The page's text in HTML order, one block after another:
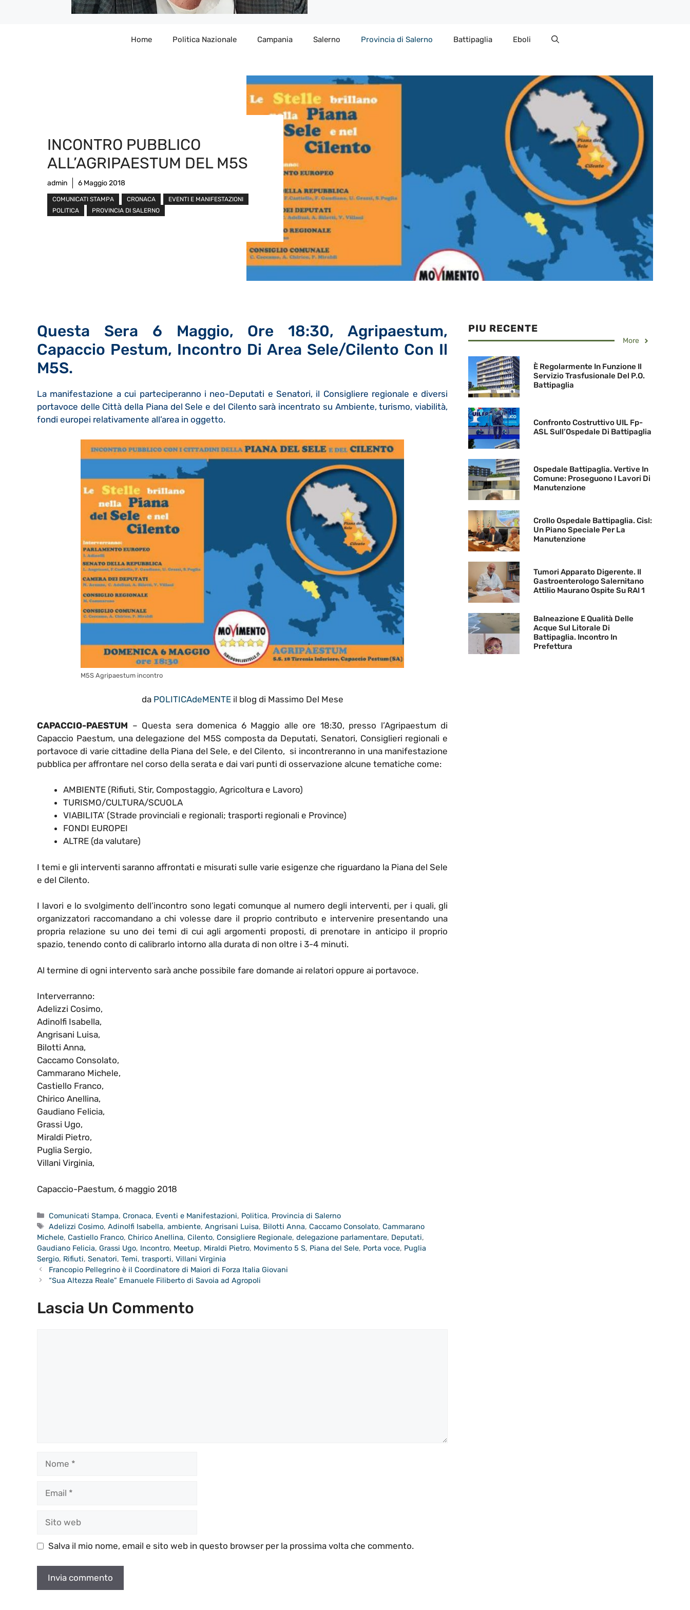
Home Politica Nazionale Campania Salerno Provincia di Salerno Battipaglia Eboli
INCONTRO PUBBLICO
ALL’AGRIPAESTUM DEL M5S
admin 6 Maggio 2018
COMUNICATI STAMPA CRONACA
EVENTI E MANIFESTAZIONI
POLITICA
PROVINCIA DI SALERNO
Questa Sera 6 Maggio, Ore 18:30, Agripaestum,
Capaccio Pestum, Incontro Di Area Sele/Cilento Con Il
M5S.
La manifestazione a cui parteciperanno i neo-Deputati e Senatori, il Consigliere regionale e diversi
portavoce delle Città della Piana del Sele e del Cilento sarà incentrato su Ambiente, turismo, viabilità,
fondi europei relativamente all’area in oggetto.
M5S Agripaestum incontro
da POLITICAdeMENTEil blog di Massimo Del Mese
CAPACCIO-PAESTUM – Questa sera domenica 6 Maggio alle ore 18:30, presso l’Agripaestum di
Capaccio Paestum, una delegazione del M5S composta da Deputati, Senatori, Consiglieri regionali e
portavoce di varie cittadine della Piana del Sele, e del Cilento, si incontreranno in una manifestazione
pubblica per affrontare nel corso della serata e dai vari punti di osservazione alcune tematiche come:
AMBIENTE (Rifiuti, Stir, Compostaggio, Agricoltura e Lavoro)
TURISMO/CULTURA/SCUOLA
VIABILITA’ (Strade provinciali e regionali; trasporti regionali e Province)
FONDI EUROPEI
ALTRE (da valutare)
I temi e gli interventi saranno affrontati e misurati sulle varie esigenze che riguardano la Piana del Sele
e del Cilento.
I lavori e lo svolgimento dell’incontro sono legati comunque al numero degli interventi, per i quali, gli
organizzatori raccomandano a chi volesse dare il proprio contributo e intervenire presentando una
propria relazione su uno dei temi di cui agli argomenti proposti, di prenotare in anticipo il proprio
spazio, tenendo conto di calibrarlo intorno alla durata di non oltre i 3-4 minuti.
Al termine di ogni intervento sarà anche possibile fare domande ai relatori oppure ai portavoce.
Interverranno:
Adelizzi Cosimo,
Adinolfi Isabella,
Angrisani Luisa,
Bilotti Anna,
Caccamo Consolato,
Cammarano Michele,
Castiello Franco,
Chirico Anellina,
Gaudiano Felicia,
Grassi Ugo,
Miraldi Pietro,
Puglia Sergio,
Villani Virginia,
Capaccio-Paestum, 6 maggio 2018
Categorie
Comunicati Stampa,Cronaca, Eventi e Manifestazioni, Politica, Provincia di Salerno
Tag
Adelizzi Cosimo,Adinolfi Isabella,ambiente,Angrisani Luisa, Bilotti Anna,Caccamo Consolato,Cammarano
Michele, Castiello Franco, Chirico Anellina, Cilento, Consigliere Regionale, delegazione parlamentare, Deputati,
Gaudiano Felicia, Grassi Ugo, Incontro, Meetup, Miraldi Pietro, Movimento 5 S, Piana del Sele, Porta voce, Puglia
Sergio, Rifiuti, Senatori, Temi, trasporti, Villani Virginia
Francopio Pellegrino è il Coordinatore di Maiori di Forza Italia Giovani
“Sua Altezza Reale” Emanuele Filiberto di Savoia ad Agropoli
Lascia Un Commento
Salva il mio nome, email e sito web in questo browser per la prossima volta che commento.
PIU RECENTE
More
È Regolarmente In Funzione Il
Servizio Trasfusionale Del P.O.
Battipaglia
Confronto Costruttivo UIL Fp-
ASL Sull’Ospedale Di Battipaglia
Ospedale Battipaglia. Vertive In
Comune: Proseguono I Lavori Di
Manutenzione
Crollo Ospedale Battipaglia. Cisl:
Un Piano Speciale Per La
Manutenzione
Tumori Apparato Digerente. Il
Gastroenterologo Salernitano
Attilio Maurano Ospite Su RAI 1
Balneazione E Qualità Delle
Acque Sul Litorale Di
Battipaglia. Incontro In
Prefettura